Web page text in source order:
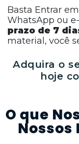
Basta Entrar
WhatsApp ou
prazo de 7
material, você
Adquira o
hoje
O que
Nossos